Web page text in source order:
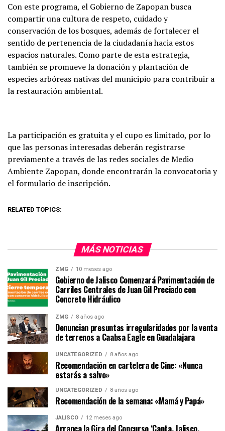
Con este programa, el Gobierno de Zapopan busca
compartir una cultura de respeto, cuidado y
conservación de los bosques, además de fortalecer el
sentido de pertenencia de la ciudadanía hacia estos
espacios naturales. Como parte de esta estrategia,
también se promueve la donación y plantación de
especies arbóreas nativas del municipio para contribuir a
la restauración ambiental.
La participación es gratuita y el cupo es limitado, por lo
que las personas interesadas deberán registrarse
previamente a través de las redes sociales de Medio
Ambiente Zapopan, donde encontrarán la convocatoria y
el formulario de inscripción.
RELATED TOPICS:
MÁS NOTICIAS
ZMG 10 meses ago
Gobierno de Jalisco Comenzará Pavimentación de
Carriles Centrales de Juan Gil Preciado con
Concreto Hidráulico
ZMG 8 años ago
Denuncian presuntas irregularidades por la venta
de terrenos a Caabsa Eagle en Guadalajara
UNCATEGORIZED 8 años ago
Recomendación en cartelera de Cine: «Nunca
estarás a salvo»
UNCATEGORIZED 8 años ago
Recomendación de la semana: «Mamá y Papá»
JALISCO 12 meses ago
Arranca la Gira del Concurso ‘Canta, Jalisco,